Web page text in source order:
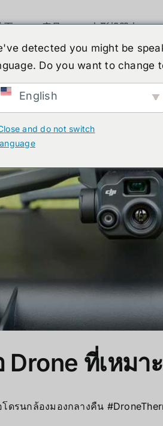
页 产品 人形机器人
กับกล้องรังสีความ
Drone ที่เหม
รนกล้องมองกลางคืน
detected you might be
Do you want to change
English
and do not switch